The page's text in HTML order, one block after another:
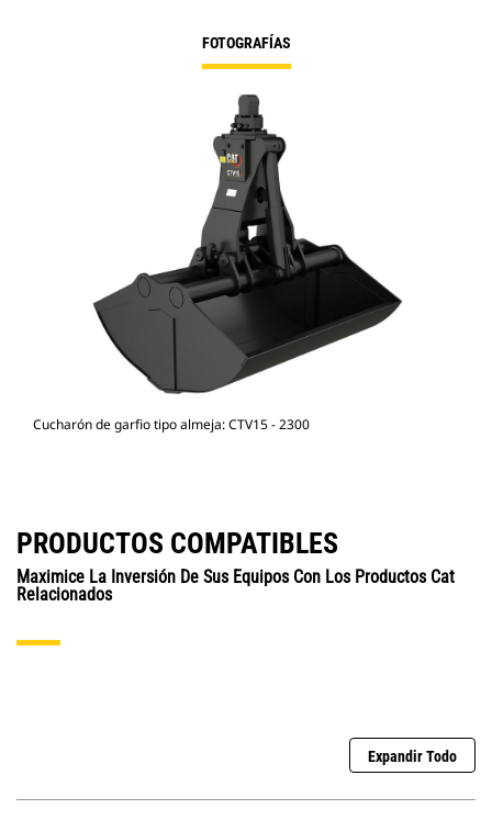
FOTOGRAFÍAS
Cucharón de garfio tipo almeja: CTV15 - 2300
PRODUCTOS COMPATIBLES
Maximice La Inversión De Sus Equipos Con Los Productos Cat
Relacionados
Expandir Todo